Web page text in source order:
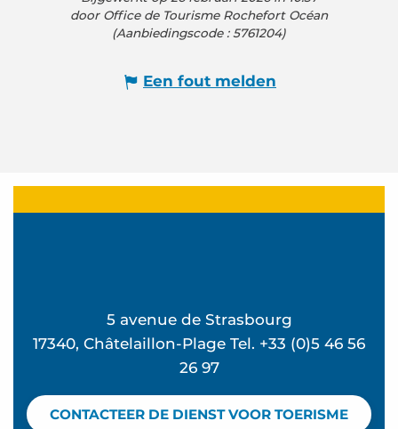
door Office de Tourisme Rochefort Océan
(Aanbiedingscode :5761204)
Een fout melden
5 avenue de Strasbourg
17340, Châtelaillon-Plage Tel. +33 (0)5 46 56
26 97
CONTACTEER DE DIENST VOOR TOERISME